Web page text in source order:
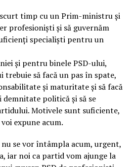
scurt timp cu un Prim-ministru și
profesioniști și să guvernăm
specialiști pentru un
și pentru binele PSD-ului,
să facă un pas în spate,
și maturitate și să facă
demnitate politică și să se
Motivele sunt suficiente,
expune acum.
se vor întâmpla acum, urgent,
iar noi ca partid vom ajunge la